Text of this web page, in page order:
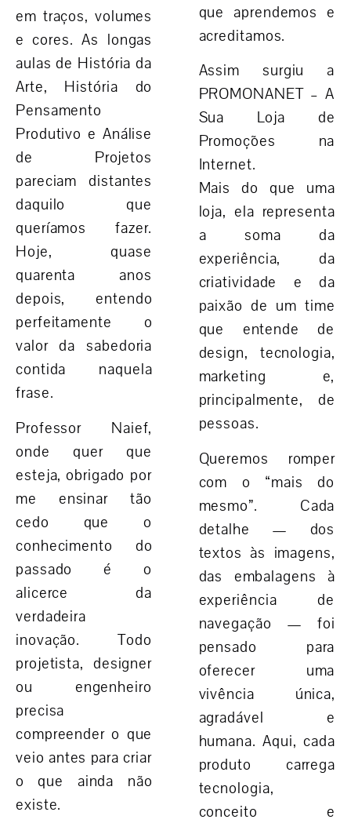
em traços, volumes
e cores. As longas
aulas de História da
Arte, História do
Pensamento
Produtivo e Análise
de Projetos
pareciam distantes
daquilo que
queríamos fazer.
Hoje,quase
quarenta anos
depois, entendo
perfeitamente o
valor da sabedoria
contida naquela
frase.
Professor Naief,
onde quer que
esteja,obrigado por
me ensinar tão
cedo que o
conhecimento do
passado é o
alicerce da
verdadeira
inovação. Todo
projetista, designer
ou engenheiro
precisa
compreender o que
veio antes para criar
o que ainda não
existe.
que aprendemos e
acreditamos.
Assim surgiu a
PROMONANET – A
Sua Loja de
Promoções na
Internet.
Mais do que uma
loja, ela representa
a soma da
experiência, da
criatividade e da
paixão de um time
que entende de
design, tecnologia,
marketing e,
principalmente, de
pessoas.
Queremos romper
com o “mais do
mesmo”. Cada
detalhe — dos
textos às imagens,
das embalagens à
experiência de
navegação — foi
pensado para
oferecer uma
vivência única,
agradável e
humana. Aqui, cada
produto carrega
tecnologia,
conceito e